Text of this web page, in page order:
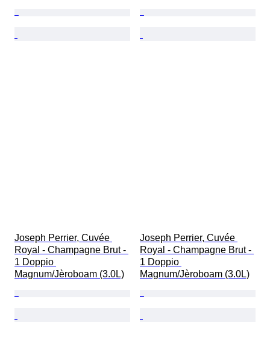
Joseph Perrier, Cuvée
Royal - Champagne Brut -
1 Doppio
Magnum/Jèroboam (3.0L)
Joseph Perrier, Cuvée
Royal - Champagne Brut -
1 Doppio
Magnum/Jèroboam (3.0L)